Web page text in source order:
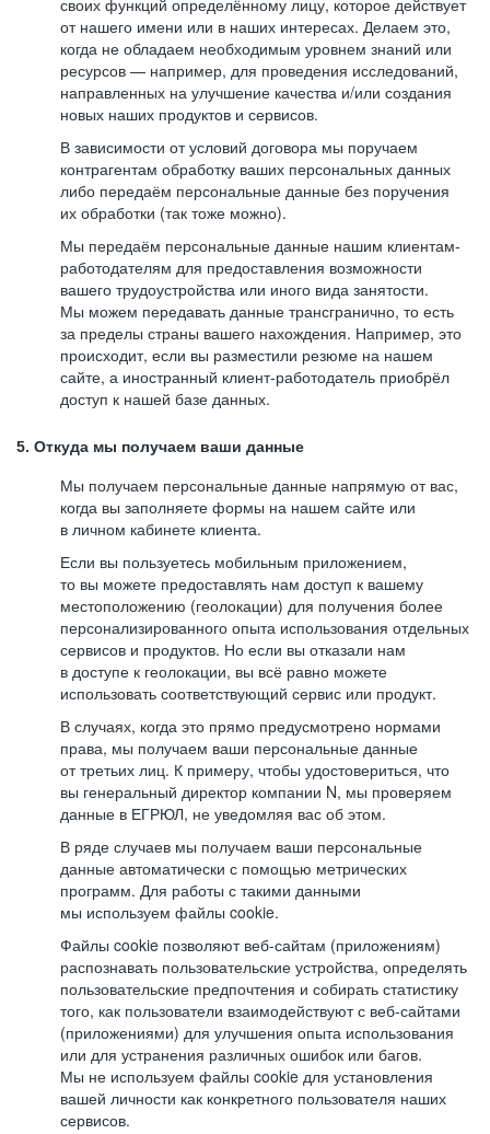
своих функций определённому лицу, которое действует
от нашего имени или в наших интересах. Делаем это,
когда не обладаем необходимым уровнем знаний или
ресурсов — например, для проведения исследований,
направленных на улучшение качества и/или создания
новых наших продуктов и сервисов.
В зависимости от условий договора мы поручаем
контрагентам обработку ваших персональных данных
либо передаём персональные данные без поручения
их обработки (так тоже можно).
Мы передаём персональные данные нашим клиентам-
работодателям для предоставления возможности
вашего трудоустройства или иного вида занятости.
Мы можем передавать данные трансгранично, то есть
за пределы страны вашего нахождения. Например, это
происходит, если вы разместили резюме на нашем
сайте, а иностранный клиент-работодатель приобрёл
доступ к нашей базе данных.
5. Откуда мы получаем ваши данные
Мы получаем персональные данные напрямую от вас,
когда вы заполняете формы на нашем сайте или
в личном кабинете клиента.
Если вы пользуетесь мобильным приложением,
то вы можете предоставлять нам доступ к вашему
местоположению (геолокации) для получения более
персонализированного опыта использования отдельных
сервисов и продуктов. Но если вы отказали нам
в доступе к геолокации, вы всё равно можете
использовать соответствующий сервис или продукт.
В случаях, когда это прямо предусмотрено нормами
права, мы получаем ваши персональные данные
от третьих лиц. К примеру, чтобы удостовериться, что
вы генеральный директор компании N, мы проверяем
данные в ЕГРЮЛ, не уведомляя вас об этом.
В ряде случаев мы получаем ваши персональные
данные автоматически с помощью метрических
программ. Для работы с такими данными
мы используем файлы cookie.
Файлы cookie позволяют веб-сайтам (приложениям)
распознавать пользовательские устройства, определять
пользовательские предпочтения и собирать статистику
того, как пользователи взаимодействуют с веб-сайтами
(приложениями) для улучшения опыта использования
или для устранения различных ошибок или багов.
Мы не используем файлы cookie для установления
вашей личности как конкретного пользователя наших
сервисов.